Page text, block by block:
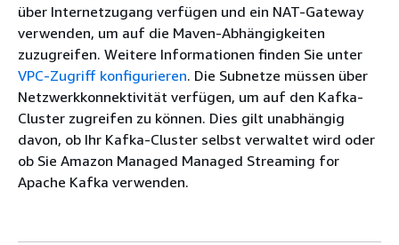
über Internetzugang verfügen und ein NAT-Gateway
verwenden, um auf die Maven-Abhängigkeiten
zuzugreifen. Weitere Informationen finden Sie unter
VPC-Zugriff konfigurieren. Die Subnetze müssen über
Netzwerkkonnektivität verfügen, um auf den Kafka-
Cluster zugreifen zu können. Dies gilt unabhängig
davon, ob Ihr Kafka-Cluster selbst verwaltet wird oder
ob Sie Amazon Managed Managed Streaming for
Apache Kafka verwenden.